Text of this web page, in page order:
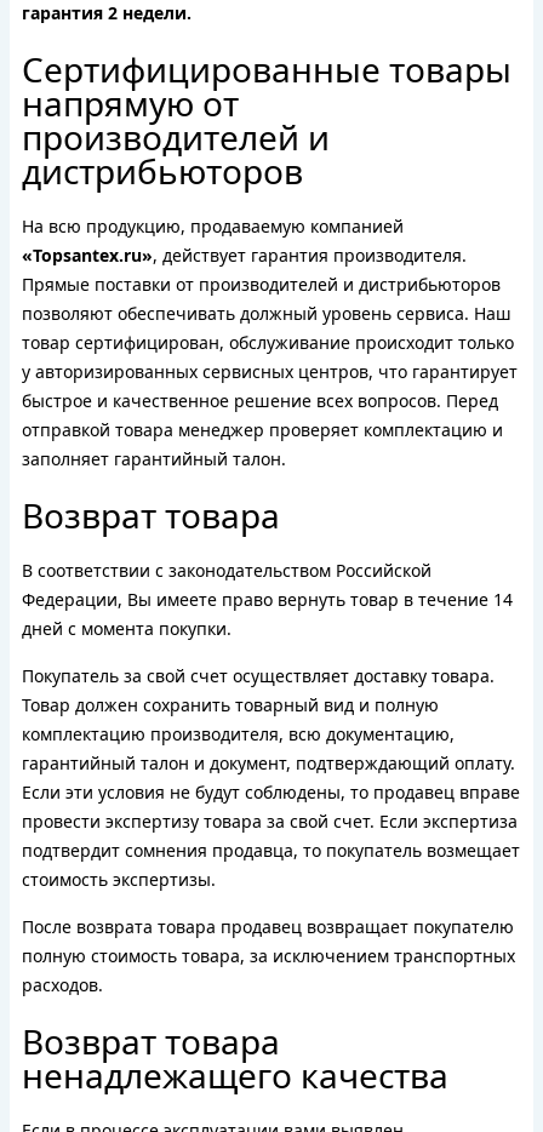
гарантия 2 недели.
Сертифицированные товары
напрямую от
производителей и
дистрибьюторов
На всю продукцию, продаваемую компанией
«Topsantex.ru», действует гарантия производителя.
Прямые поставки от производителей и дистрибьюторов
позволяют обеспечивать должный уровень сервиса. Наш
товар сертифицирован, обслуживание происходит только
у авторизированных сервисных центров, что гарантирует
быстрое и качественное решение всех вопросов. Перед
отправкой товара менеджер проверяет комплектацию и
заполняет гарантийный талон.
Возврат товара
В соответствии с законодательством Российской
Федерации, Вы имеете право вернуть товар в течение 14
дней с момента покупки.
Покупатель за свой счет осуществляет доставку товара.
Товар должен сохранить товарный вид и полную
комплектацию производителя, всю документацию,
гарантийный талон и документ, подтверждающий оплату.
Если эти условия не будут соблюдены, то продавец вправе
провести экспертизу товара за свой счет. Если экспертиза
подтвердит сомнения продавца, то покупатель возмещает
стоимость экспертизы.
После возврата товара продавец возвращает покупателю
полную стоимость товара, за исключением транспортных
расходов.
Возврат товара
ненадлежащего качества